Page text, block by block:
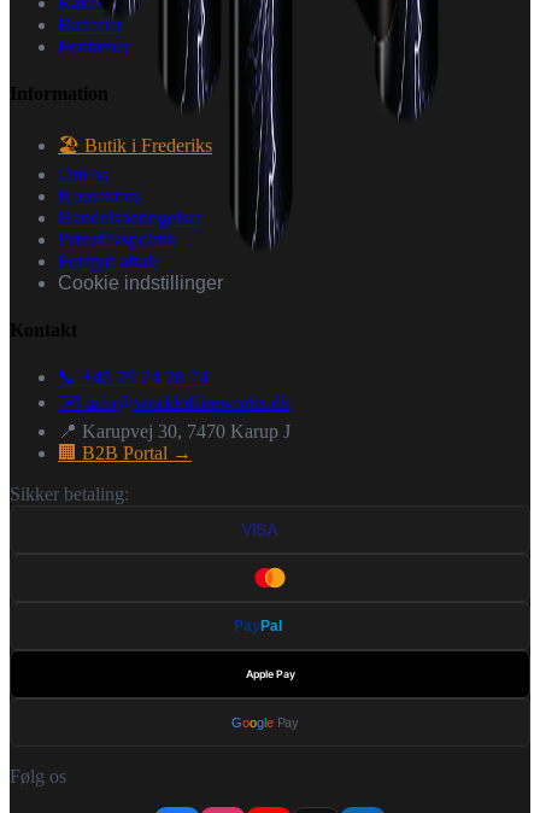
Batterier
Fontæner
Information
🏖️ Butik i Frederiks
Om os
Kontakt os
Handelsbetingelser
Privatlivspolitik
Fortryd aftale
Cookie indstillinger
Kontakt
📞 +45 29 24 28 74
✉️ info@worldoffireworks.dk
📍 Karupvej 30, 7470 Karup J
🏢 B2B Portal →
Sikker betaling:
VISA
PayPal
Apple Pay
Google Pay
Følg os